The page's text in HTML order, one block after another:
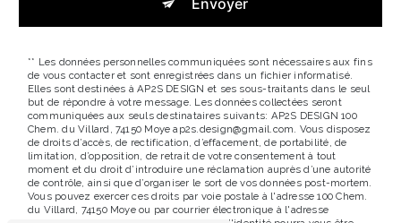
** Les données personnelles communiquées sont nécessaires aux fins
de vous contacter et sont enregistrées dans un fichier informatisé.
Elles sont destinées à AP2S DESIGN et ses sous-traitants dans le seul
but de répondre à votre message. Les données collectées seront
communiquées aux seuls destinataires suivants: AP2S DESIGN 100
Chem. du Villard, 74150 Moye ap2s.design@gmail.com. Vous disposez
de droits d’accès, de rectification, d’effacement, de portabilité, de
limitation, d’opposition, de retrait de votre consentement à tout
moment et du droit d’introduire une réclamation auprès d’une autorité
de contrôle, ainsi que d’organiser le sort de vos données post-mortem.
Vous pouvez exercer ces droits par voie postale à l'adresse 100 Chem.
du Villard, 74150 Moye ou par courrier électronique à l'adresse